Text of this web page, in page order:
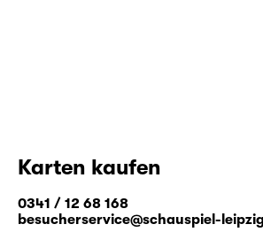
Karten kaufen
0341 / 12 68 168
besucherservice@schauspiel-